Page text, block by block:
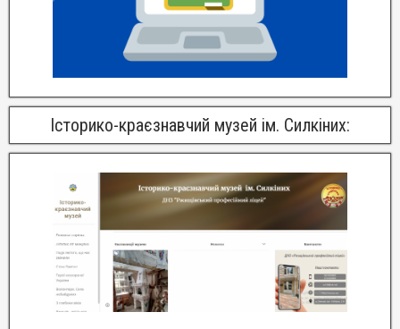
Історико-краєзнавчий музей ім. Силкіних: